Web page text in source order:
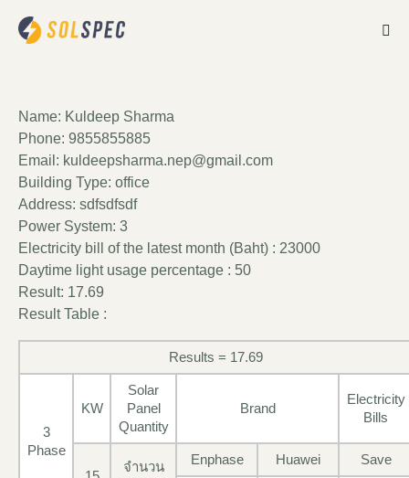
Name: Kuldeep Sharma
Phone: 9855855885
Email: kuldeepsharma.nep@gmail.com
Building Type: office
Address: sdfsdfsdf
Power System: 3
Electricity bill of the latest month (Baht) : 23000
Daytime light usage percentage : 50
Result: 17.69
Result Table :
Results = 17.69
3
Phase
KW
Solar
Panel
Quantity
Brand
Electricity
Bills
จำนวน
Enphase Huawei Save